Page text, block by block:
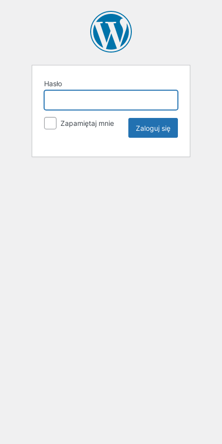
Hasło
Zapamiętaj mnie